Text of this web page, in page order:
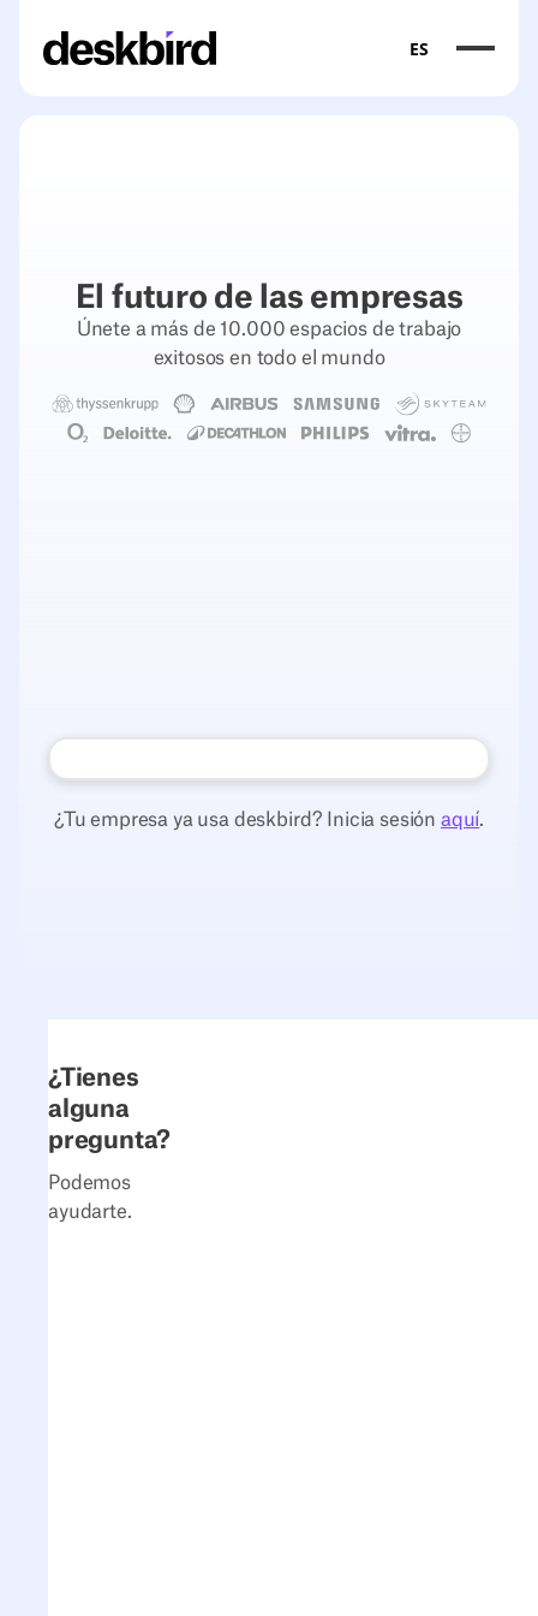
ES
El futuro de las empresas
Únete a más de 10.000 espacios de trabajo
exitosos en todo el mundo
¿Tu empresa ya usa deskbird? Inicia sesión aquí.
¿Tienes
alguna
pregunta?
Podemos
ayudarte.